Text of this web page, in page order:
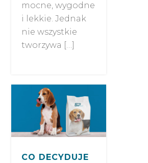
mocne, wygodne
i lekkie. Jednak
nie wszystkie
tworzywa […]
CO DECYDUJE